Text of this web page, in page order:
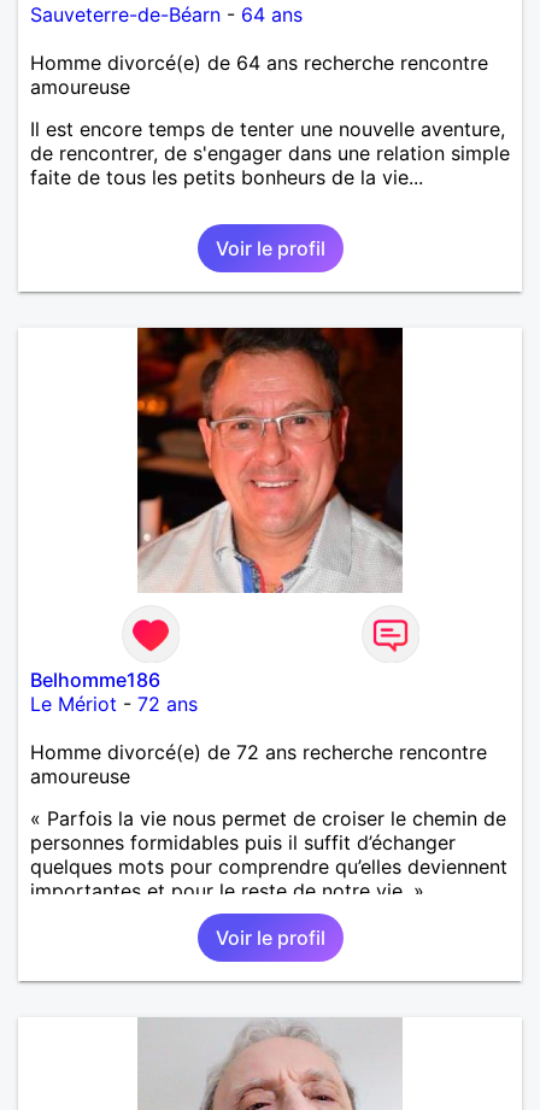
Sauveterre-de-Béarn - 64 ans
Homme divorcé(e) de 64 ans recherche rencontre
amoureuse
Il est encore temps de tenter une nouvelle aventure,
de rencontrer, de s'engager dans une relation simple
faite de tous les petits bonheurs de la vie...
Voir le profil
Belhomme186
Le Mériot - 72 ans
Homme divorcé(e) de 72 ans recherche rencontre
amoureuse
« Parfois la vie nous permet de croiser le chemin de
personnes formidables puis il suffit d’échanger
quelques mots pour comprendre qu’elles deviennent
importantes et pour le reste de notre vie. »
Voir le profil